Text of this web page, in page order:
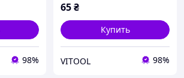
98%
65₴
Купить
VITOOL 98%